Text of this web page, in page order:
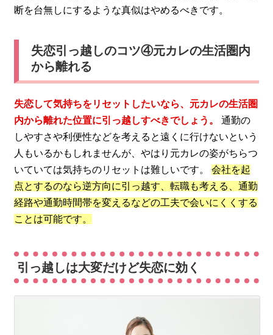
断を台無しにするような真似はやめるべきです。
失恋引っ越しのコツ④元カレの生活圏内
から離れる
失恋して気持ちをリセットしたいなら、元カレの生活圏
内から離れた位置に引っ越しすべきでしょう。
通勤の
しやすさや利便性などを考えると遠くに行けないという
人もいるかもしれませんが、やはり元カレの姿がちらつ
いていては気持ちのリセットは難しいです。会社を起
点とするのなら逆方向に引っ越す、転職も考える、通勤
経路や通勤時間帯を変えるなどの工夫で会いにくくする
ことは可能です。
引っ越しは大変だけど失恋に効く